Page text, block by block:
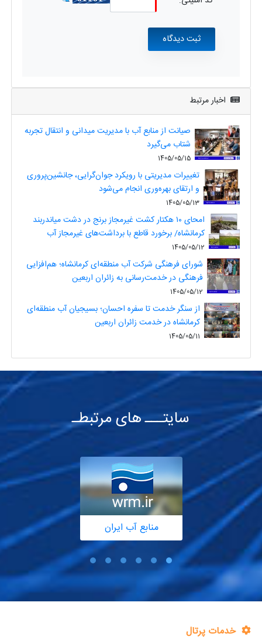
اخبار مرتبط
صیانت از منابع آب با مدیریت میدانی و انتقال تجربه
شتاب می‌گیرد
1405/05/15
تغییرات مدیریتی با رویکرد جوان‌گرایی، جانشین‌پروری
و ارتقای بهره‌وری انجام می‌شود
1405/05/13
امحای ۱۰ هکتار کشت غیرمجاز برنج در دشت میاندربند
کرمانشاه/ برخورد قاطع با برداشت‌های غیرمجاز آب
1405/05/12
شورای فرهنگی شرکت آب منطقه‌ای کرمانشاه؛ هم‌افزایی
فرهنگی در خدمت‌رسانی به زائران اربعین
1405/05/12
از سنگر خدمت تا سفره احسان؛ بسیجیان آب منطقه‌ای
کرمانشاه در خدمت زائران اربعین
1405/05/11
سایتـــ های مرتبطـ
منابع آب ایران
خدمات پرتال